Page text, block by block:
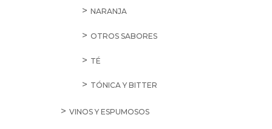
NARANJA
OTROS SABORES
TÉ
TÓNICA Y BITTER
VINOS Y ESPUMOSOS